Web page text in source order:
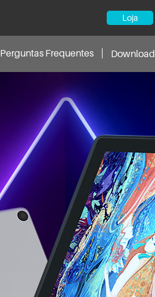
Loja
Perguntas Frequentes Download